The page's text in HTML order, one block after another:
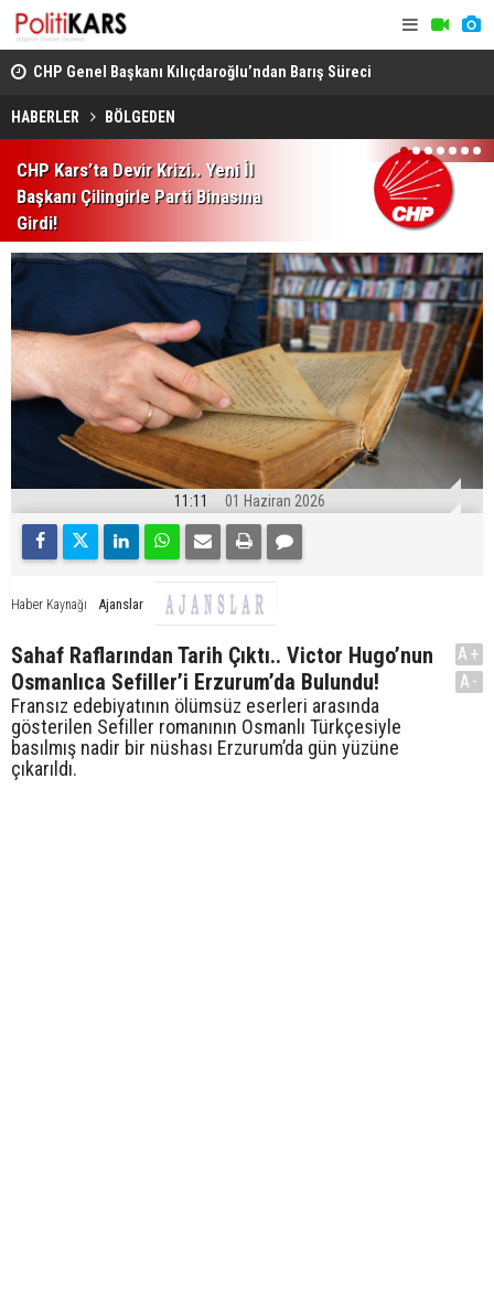
CHP Genel Başkanı Kılıçdaroğlu’ndan Barış Süreci
Vurgusu.. Sorumluluk Alacağız!
HABERLER BÖLGEDEN
CHP Kars’ta Devir Krizi.. Yeni İl
Başkanı Çilingirle Parti Binasına
Girdi!
1 2 3 4 5 6 7
11:11 01 Haziran 2026
Haber Kaynağı Ajanslar
Sahaf Raflarından Tarih Çıktı.. Victor Hugo’nun
Osmanlıca Sefiller’i Erzurum’da Bulundu!
Fransız edebiyatının ölümsüz eserleri arasında
gösterilen Sefiller romanının Osmanlı Türkçesiyle
basılmış nadir bir nüshası Erzurum’da gün yüzüne
çıkarıldı.
A+
A-